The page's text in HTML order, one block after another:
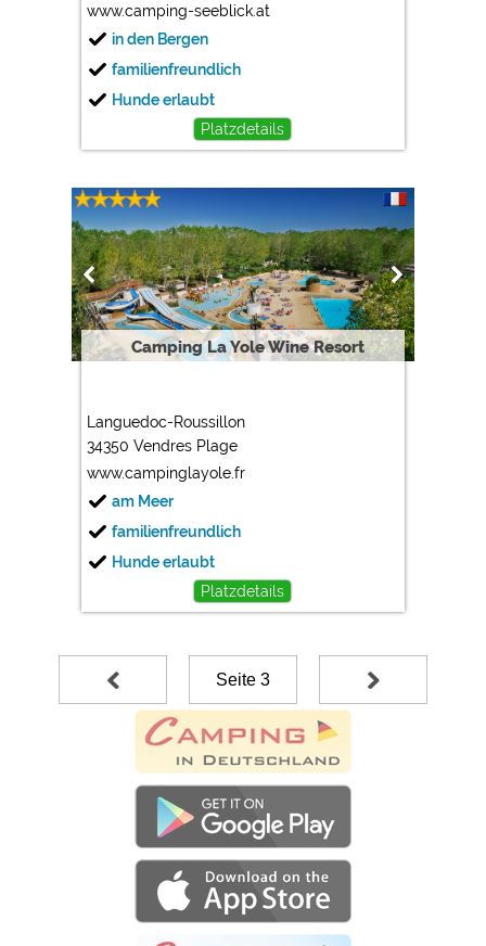
www.camping-seeblick.at
in den Bergen
familienfreundlich
Hunde erlaubt
Platzdetails
Camping La Yole Wine Resort
Languedoc-Roussillon
34350 Vendres Plage
www.campinglayole.fr
am Meer
familienfreundlich
Hunde erlaubt
Platzdetails
Seite 3